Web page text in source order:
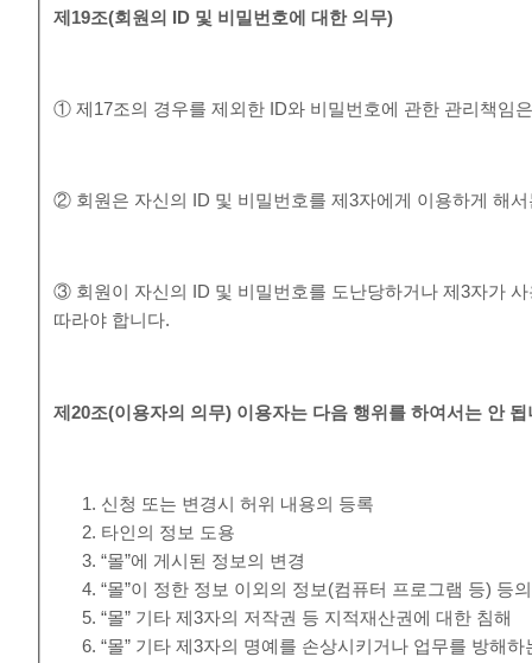
제 19조(회원의 ID 및 비밀번호에 대한 의무)
① 제17조의 경우를 제외한 ID와 비밀번호에 관한 관리책임
② 회원은 자신의 ID 및 비밀번호를 제3자에게 이용하게 해
③ 회원이 자신의 ID 및 비밀번호를 도난당하거나 제3자가
따라야 합니다.
제20조(이용자의 의무) 이용자는 다음 행위를 하여서는 안 됩
신청 또는 변경시 허위 내용의 등록
타인의 정보 도용
“몰”에 게시된 정보의 변경
“몰”이 정한 정보 이외의 정보(컴퓨터 프로그램 등) 등
“몰” 기타 제3자의 저작권 등 지적재산권에 대한 침해
“몰” 기타 제3자의 명예를 손상시키거나 업무를 방해하